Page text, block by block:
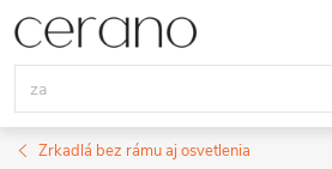
Prejsť
na
obsah
Zrkadlá bez rámu aj osvetlenia